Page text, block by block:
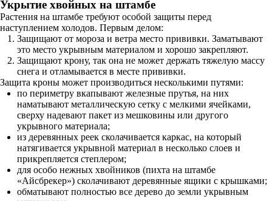
Укрытие хвойных на штамбе
Растения на штамбе требуют особой защиты перед
наступлением холодов. Первым делом:
Защищают от мороза и ветра место прививки. Заматывают
это место укрывным материалом и хорошо закрепляют.
Защищают крону, так она не может держать тяжелую массу
снега и отламывается в месте прививки.
Защита кроны может производиться несколькими путями:
по периметру вкапывают железные прутья, на них
наматывают металлическую сетку с мелкими ячейками,
сверху надевают пакет из мешковины или другого
укрывного материала;
из деревянных реек сколачивается каркас, на который
натягивается укрывной материал в несколько слоев и
прикрепляется степлером;
для особо нежных хвойников (пихта на штамбе
«Айсбрекер») сколачивают деревянные ящики с крышками;
обматывают полностью все дерево до земли укрывным